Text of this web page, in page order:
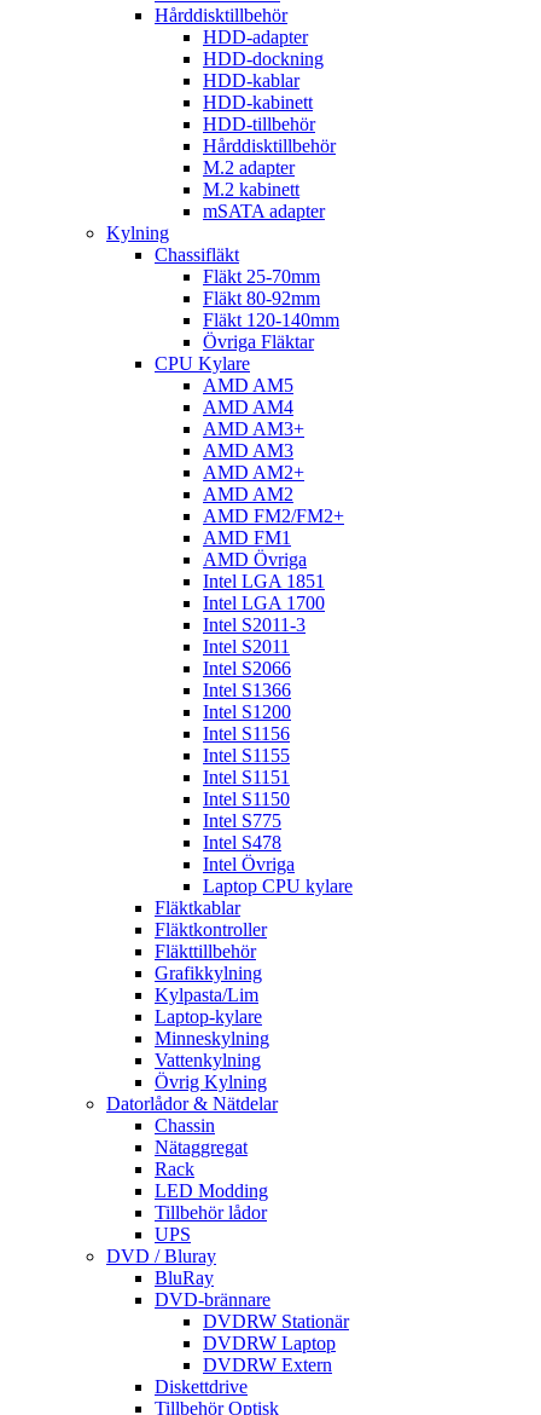
Hårddisktillbehör
HDD-adapter
HDD-dockning
HDD-kablar
HDD-kabinett
HDD-tillbehör
Hårddisktillbehör
M.2 adapter
M.2 kabinett
mSATA adapter
Kylning
Chassifläkt
Fläkt 25-70mm
Fläkt 80-92mm
Fläkt 120-140mm
Övriga Fläktar
CPU Kylare
AMD AM5
AMD AM4
AMD AM3+
AMD AM3
AMD AM2+
AMD AM2
AMD FM2/FM2+
AMD FM1
AMD Övriga
Intel LGA 1851
Intel LGA 1700
Intel S2011-3
Intel S2011
Intel S2066
Intel S1366
Intel S1200
Intel S1156
Intel S1155
Intel S1151
Intel S1150
Intel S775
Intel S478
Intel Övriga
Laptop CPU kylare
Fläktkablar
Fläktkontroller
Fläkttillbehör
Grafikkylning
Kylpasta/Lim
Laptop-kylare
Minneskylning
Vattenkylning
Övrig Kylning
Datorlådor & Nätdelar
Chassin
Nätaggregat
Rack
LED Modding
Tillbehör lådor
UPS
DVD / Bluray
BluRay
DVD-brännare
DVDRW Stationär
DVDRW Laptop
DVDRW Extern
Diskettdrive
Tillbehör Optisk